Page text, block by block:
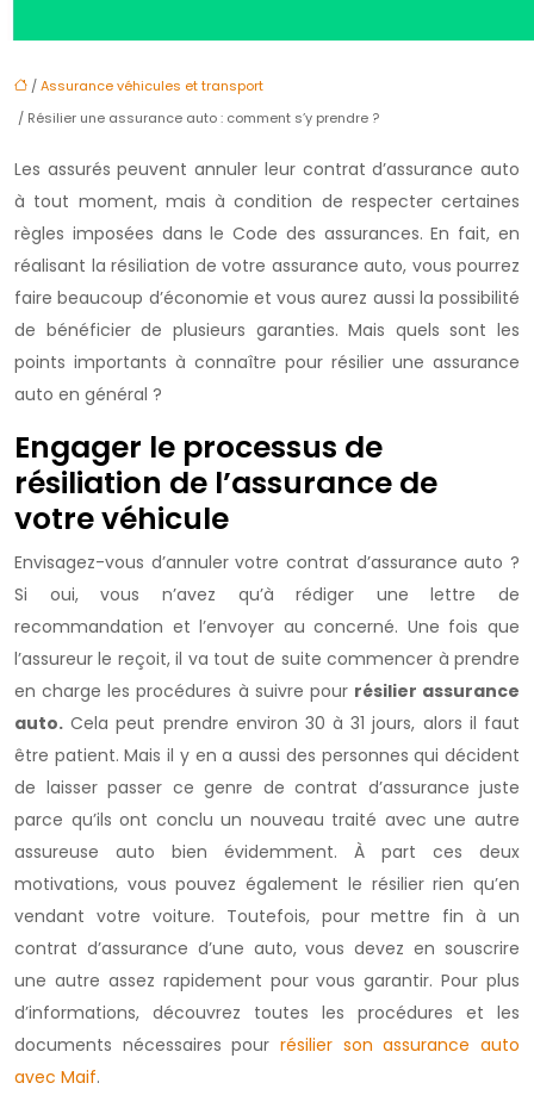
/Assurance véhicules et transport
/ Résilier une assurance auto : comment s’y prendre ?
Les assurés peuvent annuler leur contrat d’assurance auto
à tout moment, mais à condition de respecter certaines
règles imposées dans le Code des assurances. En fait, en
réalisant la résiliation de votre assurance auto, vous pourrez
faire beaucoup d’économie et vous aurez aussi la possibilité
de bénéficier de plusieurs garanties. Mais quels sont les
points importants à connaître pour résilier une assurance
auto en général ?
Engager le processus de
résiliation de l’assurance de
votre véhicule
Envisagez-vous d’annuler votre contrat d’assurance auto ?
Si oui, vous n’avez qu’à rédiger une lettre de
recommandation et l’envoyer au concerné. Une fois que
l’assureur le reçoit, il va tout de suite commencer à prendre
en charge les procédures à suivre pour résilier assurance
auto. Cela peut prendre environ 30 à 31 jours, alors il faut
être patient. Mais il y en a aussi des personnes qui décident
de laisser passer ce genre de contrat d’assurance juste
parce qu’ils ont conclu un nouveau traité avec une autre
assureuse auto bien évidemment. À part ces deux
motivations, vous pouvez également le résilier rien qu’en
vendant votre voiture. Toutefois, pour mettre fin à un
contrat d’assurance d’une auto, vous devez en souscrire
une autre assez rapidement pour vous garantir. Pour plus
d’informations, découvrez toutes les procédures et les
documents nécessaires pour résilier son assurance auto
avec Maif.